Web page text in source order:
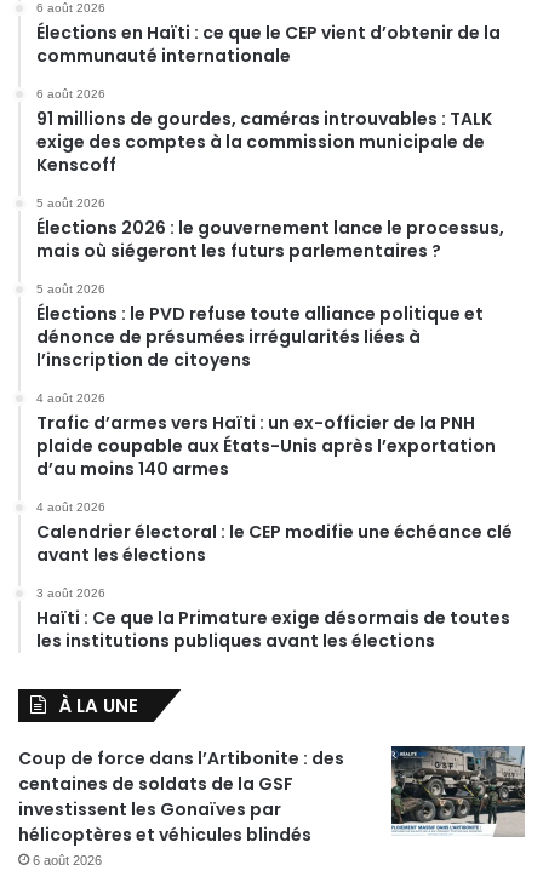
6 août 2026
Élections en Haïti : ce que le CEP vient d’obtenir de la
communauté internationale
6 août 2026
91 millions de gourdes, caméras introuvables : TALK
exige des comptes à la commission municipale de
Kenscoff
5 août 2026
Élections 2026 : le gouvernement lance le processus,
mais où siégeront les futurs parlementaires ?
5 août 2026
Élections : le PVD refuse toute alliance politique et
dénonce de présumées irrégularités liées à
l’inscription de citoyens
4 août 2026
Trafic d’armes vers Haïti : un ex-officier de la PNH
plaide coupable aux États-Unis après l’exportation
d’au moins 140 armes
4 août 2026
Calendrier électoral : le CEP modifie une échéance clé
avant les élections
3 août 2026
Haïti : Ce que la Primature exige désormais de toutes
les institutions publiques avant les élections
À LA UNE
Coup de force dans l’Artibonite : des
centaines de soldats de la GSF
investissent les Gonaïves par
hélicoptères et véhicules blindés
6 août 2026